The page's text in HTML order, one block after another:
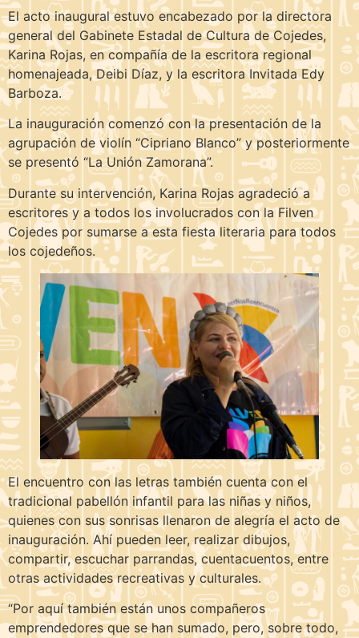
El acto inaugural estuvo encabezado por la directora
general del Gabinete Estadal de Cultura de Cojedes,
Karina Rojas, en compañía de la escritora regional
homenajeada, Deibi Díaz, y la escritora Invitada Edy
Barboza.
La inauguración comenzó con la presentación de la
agrupación de violín “Cipriano Blanco” y posteriormente
se presentó “La Unión Zamorana”.
Durante su intervención, Karina Rojas agradeció a
escritores y a todos los involucrados con la Filven
Cojedes por sumarse a esta fiesta literaria para todos
los cojedeños.
El encuentro con las letras también cuenta con el
tradicional pabellón infantil para las niñas y niños,
quienes con sus sonrisas llenaron de alegría el acto de
inauguración. Ahí pueden leer, realizar dibujos,
compartir, escuchar parrandas, cuentacuentos, entre
otras actividades recreativas y culturales.
“Por aquí también están unos compañeros
emprendedores que se han sumado, pero, sobre todo,